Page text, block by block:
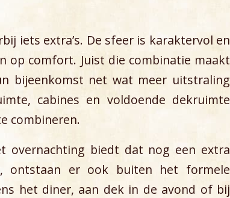
iets extra’s. De sfeer is karaktervol en
op comfort. Juist die combinatie maakt
bijeenkomst net wat meer uitstraling
cabines en voldoende dekruimte
combineren.
overnachting biedt dat nog een extra
ontstaan er ook buiten het formele
het diner, aan dek in de avond of bij